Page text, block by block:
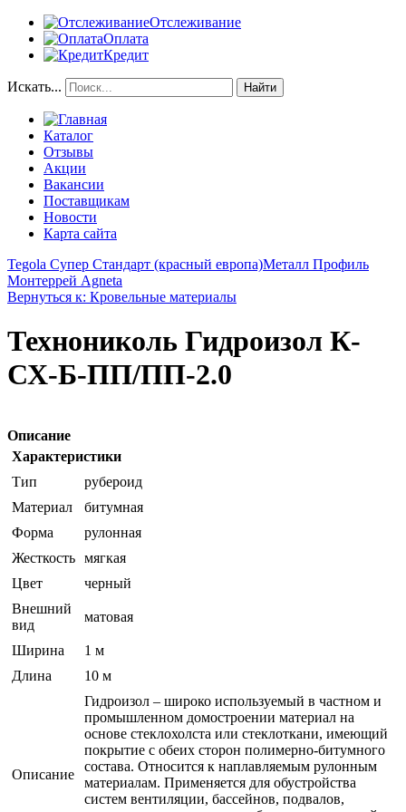
Отслеживание
Оплата
Кредит
Искать... Найти
Каталог
Отзывы
Акции
Вакансии
Поставщикам
Новости
Карта сайта
Tegola Супер Стандарт (красный европа)Металл Профиль
Монтеррей Agneta
Вернуться к: Кровельные материалы
Технониколь Гидроизол К-
СХ-Б-ПП/ПП-2.0
Описание
Характеристики
Тип
рубероид
Материал
битумная
Форма
рулонная
Жесткость мягкая
Цвет
черный
Внешний
вид
матовая
Ширина
1 м
Длина
10 м
Описание
Гидроизол – широко используемый в частном и
промышленном домостроении материал на
основе стеклохолста или стеклоткани, имеющий
покрытие с обеих сторон полимерно-битумного
состава. Относится к наплавляемым рулонным
материалам. Применяется для обустройства
систем вентиляции, бассейнов, подвалов,